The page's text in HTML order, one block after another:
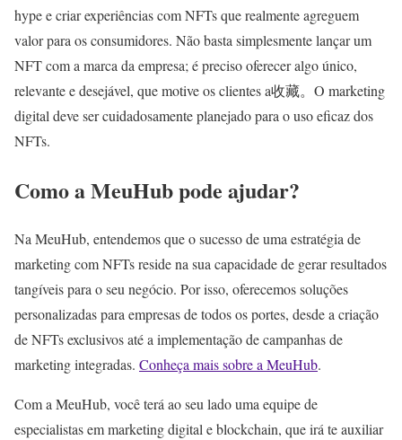
hype e criar experiências com NFTs que realmente agreguem
valor para os consumidores. Não basta simplesmente lançar um
NFT com a marca da empresa; é preciso oferecer algo único,
relevante e desejável, que motive os clientes a收藏。O marketing
digital deve ser cuidadosamente planejado para o uso eficaz dos
NFTs.
Como a MeuHub pode ajudar?
Na MeuHub, entendemos que o sucesso de uma estratégia de
marketing com NFTs reside na sua capacidade de gerar resultados
tangíveis para o seu negócio. Por isso, oferecemos soluções
personalizadas para empresas de todos os portes, desde a criação
de NFTs exclusivos até a implementação de campanhas de
marketing integradas. Conheça mais sobre a MeuHub.
Com a MeuHub, você terá ao seu lado uma equipe de
especialistas em marketing digital e blockchain, que irá te auxiliar